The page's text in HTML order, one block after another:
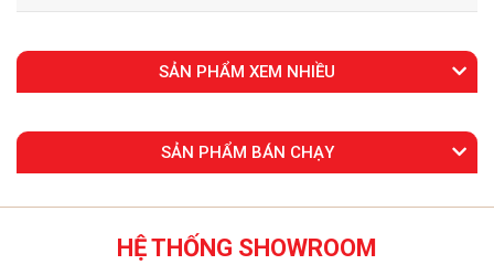
SẢN PHẨM XEM NHIỀU
SẢN PHẨM BÁN CHẠY
HỆ THỐNG SHOWROOM